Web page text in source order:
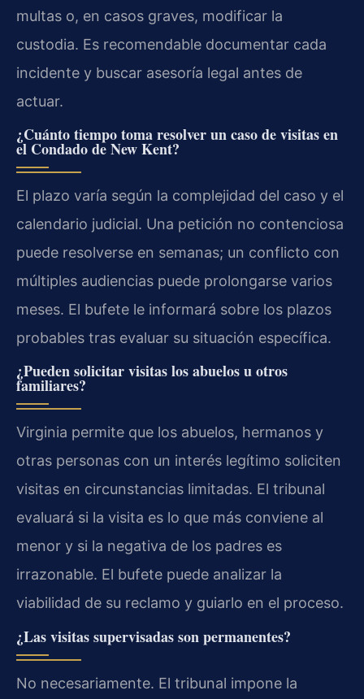
multas o, en casos graves, modificar la
custodia. Es recomendable documentar cada
incidente y buscar asesoría legal antes de
actuar.
¿Cuánto tiempo toma resolver un caso de visitas en
el Condado de New Kent?
El plazo varía según la complejidad del caso y el
calendario judicial. Una petición no contenciosa
puede resolverse en semanas; un conflicto con
múltiples audiencias puede prolongarse varios
meses. El bufete le informará sobre los plazos
probables tras evaluar su situación específica.
¿Pueden solicitar visitas los abuelos u otros
familiares?
Virginia permite que los abuelos, hermanos y
otras personas con un interés legítimo soliciten
visitas en circunstancias limitadas. El tribunal
evaluará si la visita es lo que más conviene al
menor y si la negativa de los padres es
irrazonable. El bufete puede analizar la
viabilidad de su reclamo y guiarlo en el proceso.
¿Las visitas supervisadas son permanentes?
No necesariamente. El tribunal impone la